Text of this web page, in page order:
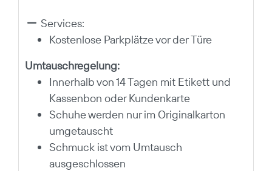
Services:
Kostenlose Parkplätze vor der Türe
Umtauschregelung:
Innerhalb von 14 Tagen mit Etikett und
Kassenbon oder Kundenkarte
Schuhe werden nur im Originalkarton
umgetauscht
Schmuck ist vom Umtausch
ausgeschlossen